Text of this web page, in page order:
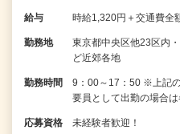
給与 時給1,320円＋交通費全
勤務地
東京都中央区他23区内
ど近郊各地
勤務時間
9：00～17：50 ※上記
要員として出勤の場合は
応募資格 未経験者歓迎！